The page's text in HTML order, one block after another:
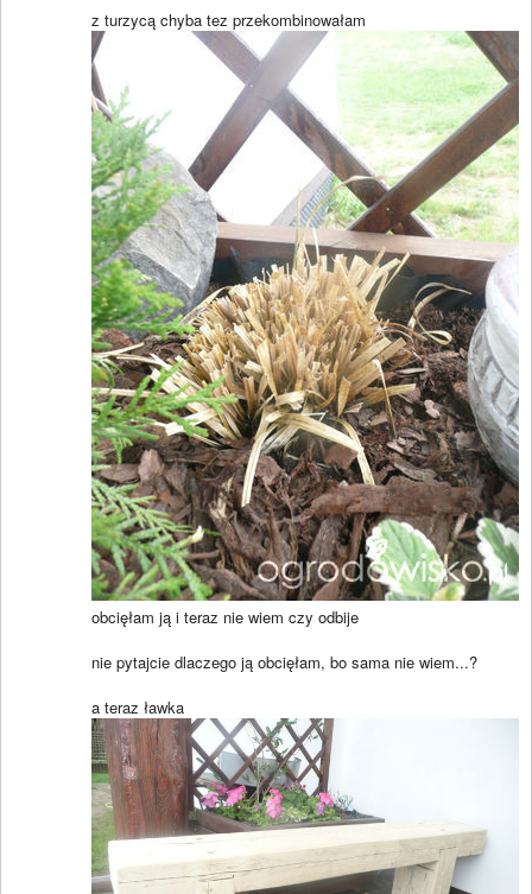
z turzycą chyba tez przekombinowałam
obcięłam ją i teraz nie wiem czy odbije
nie pytajcie dlaczego ją obcięłam, bo sama nie wiem...?
a teraz ławka